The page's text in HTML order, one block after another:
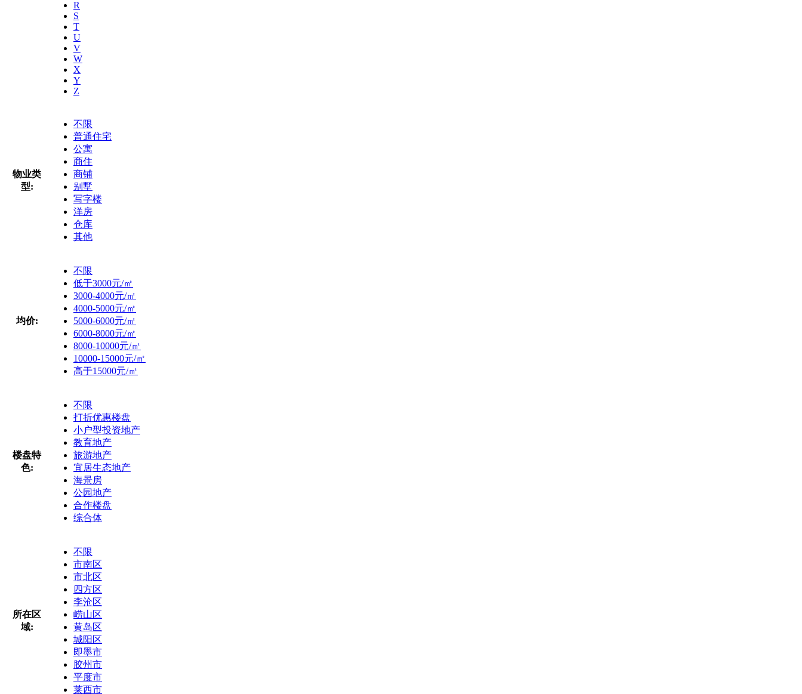
R
S
T
U
V
W
X
Y
Z
物业类
型:
不限
普通住宅
公寓
商住
商铺
别墅
写字楼
洋房
仓库
其他
均价:
不限
低于3000元/㎡
3000-4000元/㎡
4000-5000元/㎡
5000-6000元/㎡
6000-8000元/㎡
8000-10000元/㎡
10000-15000元/㎡
高于15000元/㎡
楼盘特
色:
不限
打折优惠楼盘
小户型投资地产
教育地产
旅游地产
宜居生态地产
海景房
公园地产
合作楼盘
综合体
所在区
域:
不限
市南区
市北区
四方区
李沧区
崂山区
黄岛区
城阳区
即墨市
胶州市
平度市
莱西市